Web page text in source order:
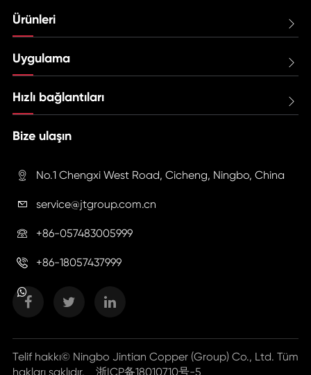
Ürünleri 
Uygulama 
Hızlı bağlantıları 
Bize ulaşın
 No.1 Chengxi West Road, Cicheng, Ningbo, China
 service@jtgroup.com.cn
 +86-057483005999
 +86-18057437999
Telif hakkı© Ningbo Jintian Copper (Group) Co., Ltd. Tüm
hakları saklıdır. 浙ICP备18010710号-5